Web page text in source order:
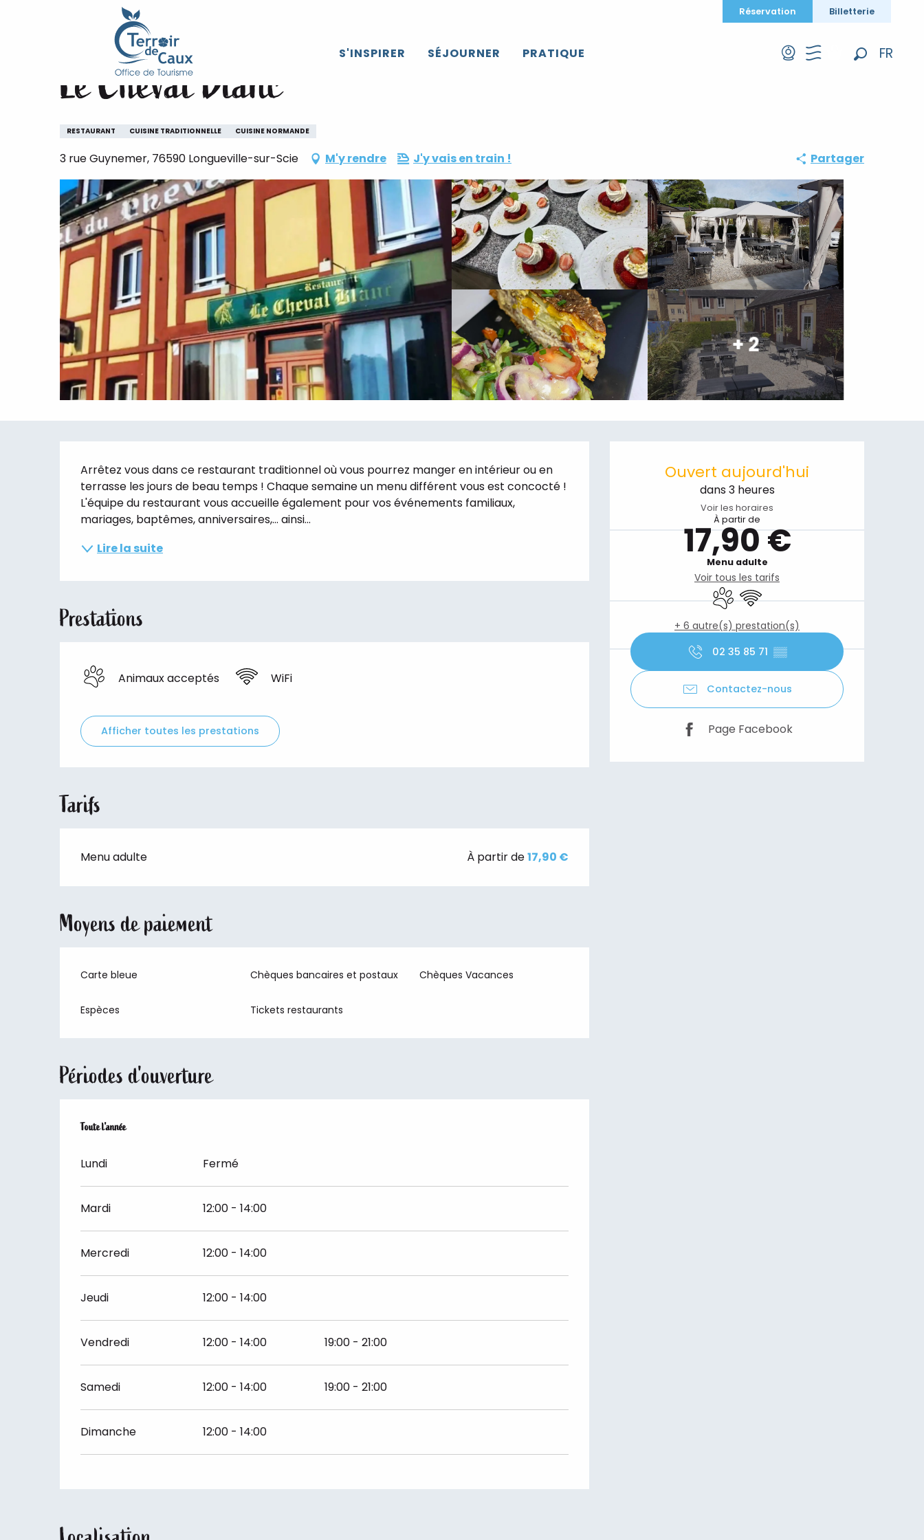
FR
Réservation Billetterie
S'INSPIRER SÉJOURNER PRATIQUE
Le Cheval Blanc
Le Cheval Blanc
RESTAURANT CUISINE TRADITIONNELLE CUISINE NORMANDE
3 rue Guynemer, 76590 Longueville-sur-Scie M'y rendre J'y vais en train ! Partager
+ 2
Ouverture et coordonnées
Ouvert aujourd'hui
dans 3 heures
Voir les horaires
À partir de
17,90 €
Menu adulte
Voir tous les tarifs
Animaux acceptés
WiFi
+ 6 autre(s) prestation(s)
02 35 85 71 ▒▒
Contactez-nous
Page Facebook
Description
Arrêtez vous dans ce restaurant traditionnel où vous pourrez manger en intérieur ou en
terrasse les jours de beau temps ! Chaque semaine un menu différent vous est concocté !
L'équipe du restaurant vous accueille également pour vos événements familiaux,
mariages, baptêmes, anniversaires,... ainsi...
Lire la suite
Prestations
Animaux acceptés WiFi
Afficher toutes les prestations
Tarifs
Menu adulte À partir de17,90 €
Moyens de paiement
Carte bleue Chèques bancaires et postaux Chèques Vacances
Espèces Tickets restaurants
Périodes d'ouverture
Toute l'année
Toute l'année
Lundi Fermé
Mardi 12:00 - 14:00
Mercredi 12:00 - 14:00
Jeudi 12:00 - 14:00
Vendredi 12:00 - 14:00 19:00 - 21:00
Samedi 12:00 - 14:00 19:00 - 21:00
Dimanche 12:00 - 14:00